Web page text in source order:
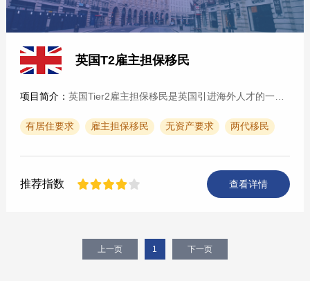
英国T2雇主担保移民
项目简介： 英国Tier2雇主担保移民是英国引进海外人才的一种重要手段，该政策实行多年，旨在吸引海外人才赴英发展，是目前英国申请周期最快，成本最低的项目。
有居住要求 雇主担保移民 无资产要求 两代移民
推荐指数 查看详情
上一页 1 下一页